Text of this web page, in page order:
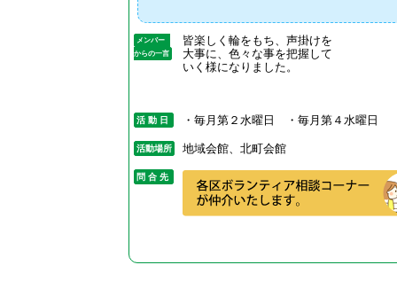
メンバー
からの一言
皆楽しく輪をもち、声掛けを
大事に、色々な事を把握して
いく様になりました。
活 動 日 ・毎月第２水曜日 ・毎月第４水曜日
活動場所 地域会館、北町会館
問 合 先